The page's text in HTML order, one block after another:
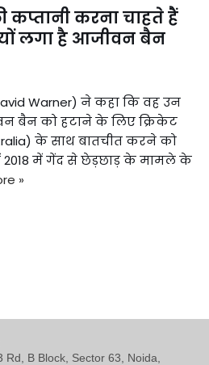
कप्तानी करना चाहते हैं
लगा है आजीवन बैन
Warner) ने कहा कि वह उन
बैन को हटाने के लिए क्रिकेट
के साथ बातचीत करने को
2018 में गेंद से छेड़छाड़ के मामले के
»
B Block, Sector 63, Noida,